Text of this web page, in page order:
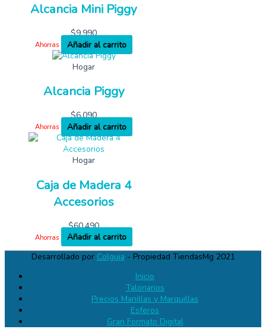
Alcancia Mini Piggy
$9,990
Ahorras
Añadir al carrito
Hogar
Alcancia Piggy
$6,090
Ahorras Añadir al carrito
Hogar
Caja de Madera 4
Accesorios
$60,490
Ahorras
Añadir al carrito
Desarrollado por Colguia - Propiedad TiendasMg 2021
Inicio
Talonarios
Precios Manillas y Marquillas
Esferos
Gran Formato Digital